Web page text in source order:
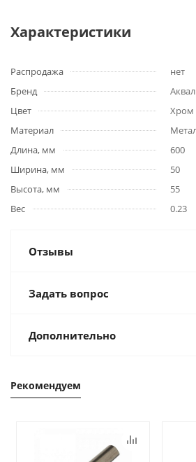
Характеристики
Распродажа
нет
Бренд
Цвет
Хром
Материал
Длина, мм
600
Ширина, мм
50
Высота, мм
55
Вес
0.23
Отзывы
Задать вопрос
Дополнительно
Рекомендуем